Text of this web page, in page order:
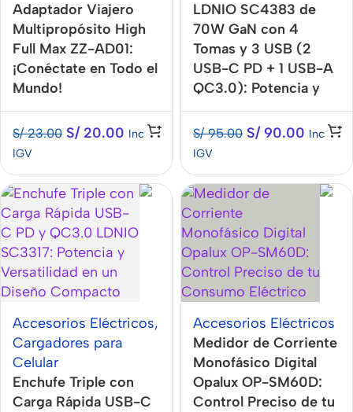
Adaptador Viajero
Multipropósito High
Full Max ZZ-AD01:
¡Conéctate en Todo el
Mundo!
S/23.00 S/20.00 Inc
IGV
LDNIO SC4383 de
70W GaN con 4
Tomas y 3 USB (2
USB-C PD + 1 USB-A
QC3.0): Potencia y
Seguridad para tu
Hogar u Oficina
S/95.00 S/90.00 Inc
IGV
Accesorios Eléctricos,
Cargadores para
Celular
Enchufe Triple con
Carga Rápida USB-C
Accesorios Eléctricos
Medidor de Corriente
Monofásico Digital
Opalux OP-SM60D:
Control Preciso de tu